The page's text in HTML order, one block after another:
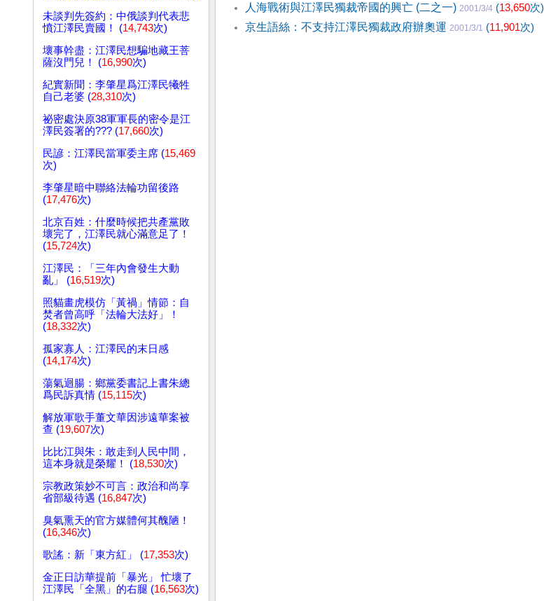
未談判先簽約：中俄談判代表悲
憤江澤民賣國！ (14,743次)
壞事幹盡：江澤民想騙地藏王菩
薩沒門兒！ (16,990次)
紀實新聞：李肇星爲江澤民犧牲
自己老婆 (28,310次)
祕密處決原38軍軍長的密令是江
澤民簽署的??? (17,660次)
民諺：江澤民當軍委主席 (15,469
次)
李肇星暗中聯絡法輪功留後路
(17,476次)
北京百姓：什麼時候把共產黨敗
壞完了，江澤民就心滿意足了！
(15,724次)
江澤民：「三年內會發生大動
亂」 (16,519次)
照貓畫虎模仿「黃禍」情節：自
焚者曾高呼「法輪大法好」！
(18,332次)
孤家寡人：江澤民的末日感
(14,174次)
蕩氣迴腸：鄉黨委書記上書朱總
爲民訴真情 (15,115次)
解放軍歌手董文華因涉遠華案被
查 (19,607次)
比比江與朱：敢走到人民中間，
這本身就是榮耀！ (18,530次)
宗教政策妙不可言：政治和尚享
省部級待遇 (16,847次)
臭氣熏天的官方媒體何其醜陋！
(16,346次)
歌謠：新「東方紅」 (17,353次)
金正日訪華提前「暴光」 忙壞了
江澤民「全黑」的右腿 (16,563次)
人海戰術與江澤民獨裁帝國的興亡 (二之一) 2001/3/4 (13,650次)
京生語絲：不支持江澤民獨裁政府辦奧運 2001/3/1 (11,901次)